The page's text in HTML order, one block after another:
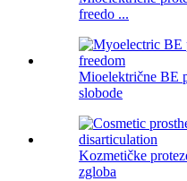
freedo ...
Mioelektrične BE
slobode
Kozmetičke
zgloba